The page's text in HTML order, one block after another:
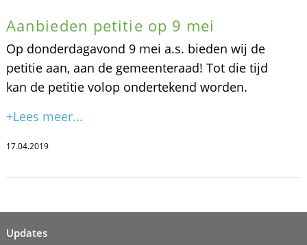
Aanbieden petitie op 9 mei
Op donderdagavond 9 mei a.s. bieden wij de
petitie aan, aan de gemeenteraad! Tot die tijd
kan de petitie volop ondertekend worden.
+Lees meer...
17.04.2019
Updates